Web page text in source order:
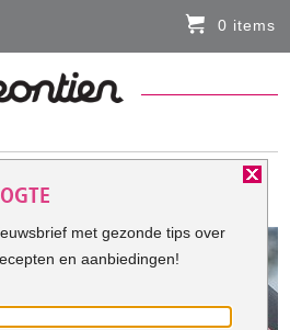
stukje gevulde
een kop warme
allemaal! Maar
avondje cadeaus
0 items
met gezonde tips over
en aanbiedingen!